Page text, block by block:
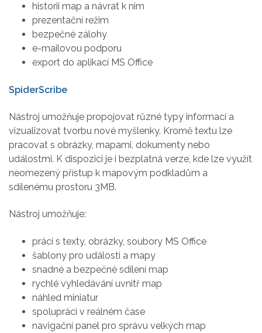
historii map a návrat k nim
prezentační režim
bezpečné zálohy
e-mailovou podporu
export do aplikací MS Office
SpiderScribe
Nástroj umožňuje propojovat různé typy informací a
vizualizovat tvorbu nové myšlenky. Kromě textu lze
pracovat s obrázky, mapami, dokumenty nebo
událostmi. K dispozici je i bezplatná verze, kde lze využít
neomezený přístup k mapovým podkladům a
sdílenému prostoru 3MB.
Nástroj umožňuje:
práci s texty, obrázky, soubory MS Office
šablony pro události a mapy
snadné a bezpečné sdílení map
rychlé vyhledávání uvnitř map
náhled miniatur
spolupráci v reálném čase
navigační panel pro správu velkých map